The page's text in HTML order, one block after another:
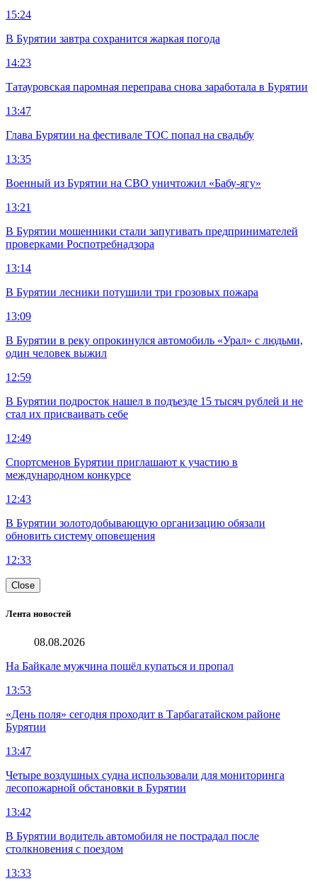
15:24
В Бурятии завтра сохранится жаркая погода
14:23
Татауровская паромная переправа снова заработала в Бурятии
13:47
Глава Бурятии на фестивале ТОС попал на свадьбу
13:35
Военный из Бурятии на СВО уничтожил «Бабу-ягу»
13:21
В Бурятии мошенники стали запугивать предпринимателей
проверками Роспотребнадзора
13:14
В Бурятии лесники потушили три грозовых пожара
13:09
В Бурятии в реку опрокинулся автомобиль «Урал» с людьми,
один человек выжил
12:59
В Бурятии подросток нашел в подъезде 15 тысяч рублей и не
стал их присваивать себе
12:49
Спортсменов Бурятии приглашают к участию в
международном конкурсе
12:43
В Бурятии золотодобывающую организацию обязали
обновить систему оповещения
12:33
Close
Лента новостей
08.08.2026
На Байкале мужчина пошёл купаться и пропал
13:53
«День поля» сегодня проходит в Тарбагатайском районе
Бурятии
13:47
Четыре воздушных судна использовали для мониторинга
лесопожарной обстановки в Бурятии
13:42
В Бурятии водитель автомобиля не пострадал после
столкновения с поездом
13:33